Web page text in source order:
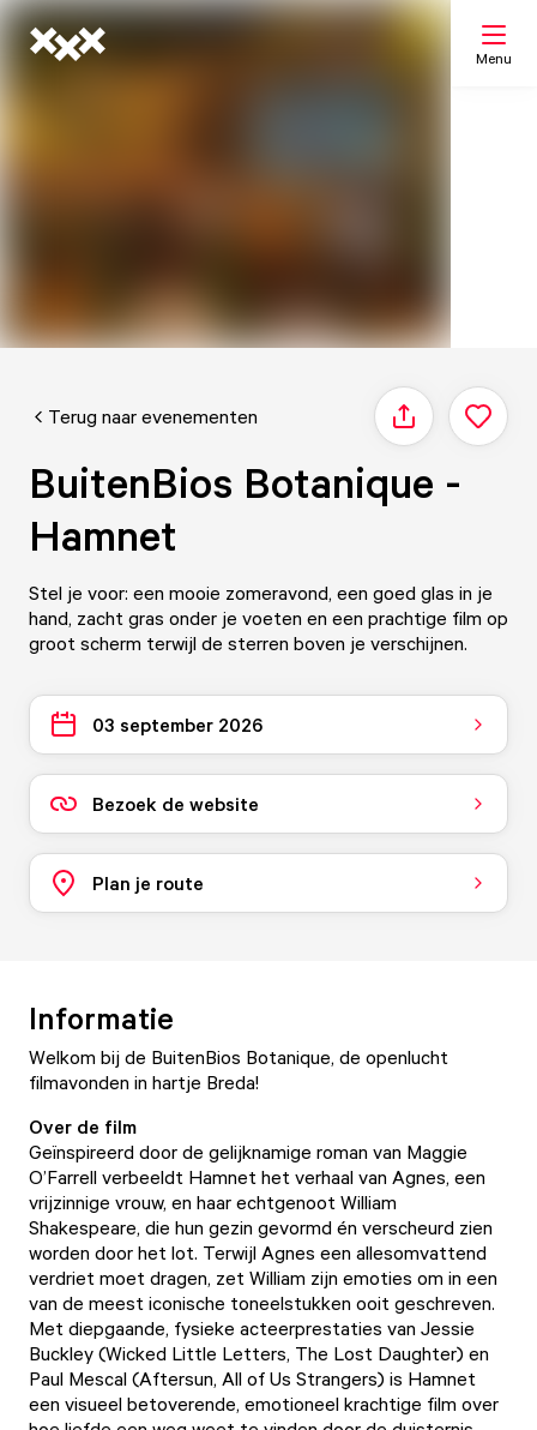
Menu
Terug naar evenementen Delen
BuitenBios Botanique -
Hamnet
Stel je voor: een mooie zomeravond, een goed glas in je
hand, zacht gras onder je voeten en een prachtige film op
groot scherm terwijl de sterren boven je verschijnen.
03 september 2026
Bezoek de website
Plan je route
Informatie
Welkom bij de BuitenBios Botanique, de openlucht
filmavonden in hartje Breda!
Over de film
Geïnspireerd door de gelijknamige roman van Maggie
O’Farrell verbeeldt Hamnet het verhaal van Agnes, een
vrijzinnige vrouw, en haar echtgenoot William
Shakespeare, die hun gezin gevormd én verscheurd zien
worden door het lot. Terwijl Agnes een allesomvattend
verdriet moet dragen, zet William zijn emoties om in een
van de meest iconische toneelstukken ooit geschreven.
Met diepgaande, fysieke acteerprestaties van Jessie
Buckley (Wicked Little Letters, The Lost Daughter) en
Paul Mescal (Aftersun, All of Us Strangers) is Hamnet
een visueel betoverende, emotioneel krachtige film over